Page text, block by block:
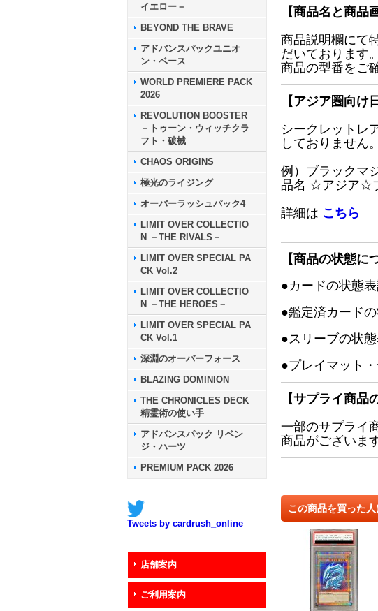
イエロー－
BEYOND THE BRAVE
アドバンスパックユニオ
ン・ベース
WORLD PREMIERE PACK
2026
REVOLUTION BOOSTER
－トゥーン・ウィッチクラ
フト・破械
CHAOS ORIGINS
極光のライジング
オーバーラッシュパック4
LIMIT OVER COLLECTIO
N －THE RIVALS－
LIMIT OVER SPECIAL PA
CK Vol.2
LIMIT OVER COLLECTIO
N －THE HEROES－
LIMIT OVER SPECIAL PA
CK Vol.1
深淵のオーバーフォース
BLAZING DOMINION
THE CHRONICLES DECK
精霊術の使い手
アドバンスパック リベン
ジ・ハーツ
PREMIUM PACK 2026
Tweets by cardrush_online
店舗案内
ご利用案内
【商品名と商品
商品説明欄にて
だいております
商品の型番をご
【アジア圏向け
シークレットレ
しておりません。
例）ブラックマ
品名 ☆アジア☆
詳細は こちら
【商品の状態に
●カードの状態
●鑑定済カード
●スリーブの状
●プレイマット
【サプライ商品
一部のサプライ
商品がございます
この商品を買った